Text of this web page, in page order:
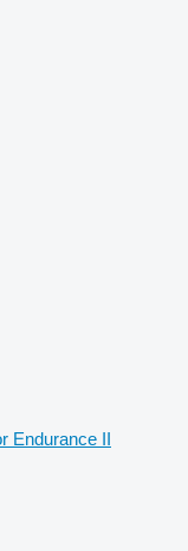
Endurance II